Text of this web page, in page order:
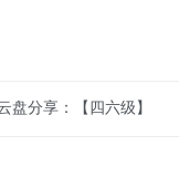
盘分享：【四六级】